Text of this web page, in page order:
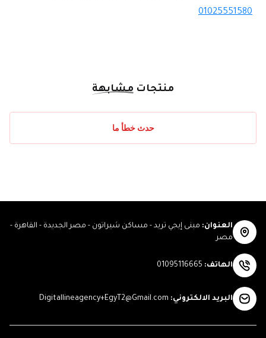
01025551580
منتجات مشابهة
حدث خطأ ما
العنوان: مبنى إيجي تريد - مساكن شيراتون - مصر الجديدة - القاهرة -
مصر
الهاتف:
01095116665
البريد الالكتروني:
Digitallineagency+EgyT2@Gmail.com